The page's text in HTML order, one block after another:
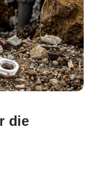
die